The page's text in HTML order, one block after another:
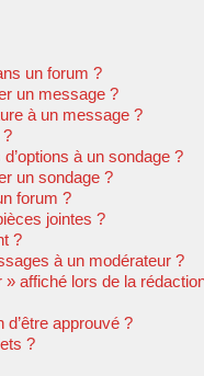
un forum ?
un message ?
à un message ?
?
à un sondage ?
un sondage ?
forum ?
jointes ?
?
à un modérateur ?
affiché lors de la
approuvé ?
?